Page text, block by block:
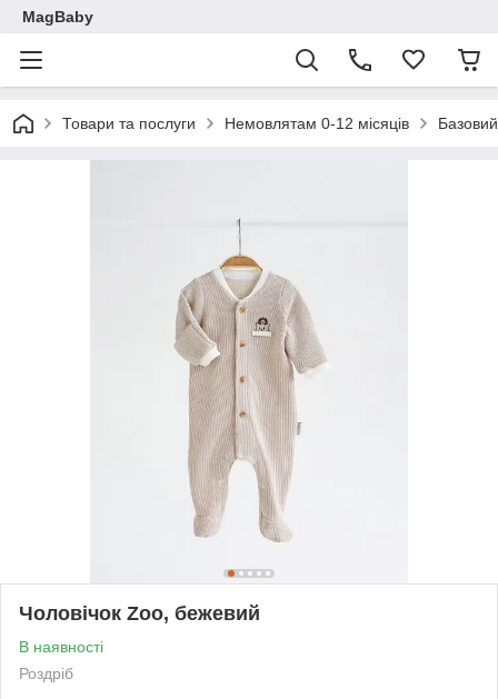
MagBaby
Товари та послуги Немовлятам 0-12 місяців
Чоловічок Zoo, бежевий
В наявності
Роздріб